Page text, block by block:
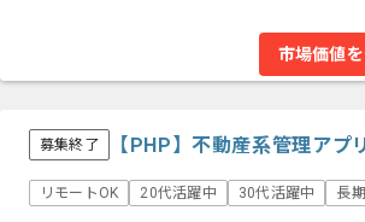
市場価値
募集終了 【PHP】不動産系管理ア
リモートOK 20代活躍中 30代活躍中 長